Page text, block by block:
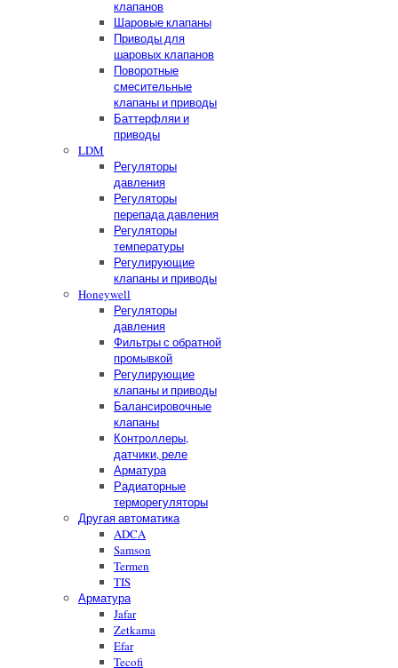
клапанов
Шаровые клапаны
Приводы для
шаровых клапанов
Поворотные
смесительные
клапаны и приводы
Баттерфляи и
приводы
LDM
Регуляторы
давления
Регуляторы
перепада давления
Регуляторы
температуры
Регулирующие
клапаны и приводы
Honeywell
Регуляторы
давления
Фильтры с обратной
промывкой
Регулирующие
клапаны и приводы
Балансировочные
клапаны
Контроллеры,
датчики, реле
Арматура
Радиаторные
терморегуляторы
Другая автоматика
ADCA
Samson
Termen
TIS
Арматура
Jafar
Zetkama
Efar
Tecofi